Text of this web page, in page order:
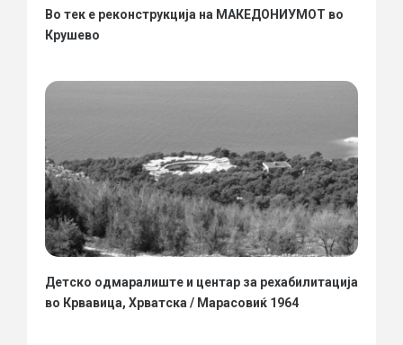
Во тек е реконструкција на МАКЕДОНИУМОТ во
Крушево
Детско одмаралиште и центар за рехабилитација
во Крвавица, Хрватска / Марасовиќ 1964